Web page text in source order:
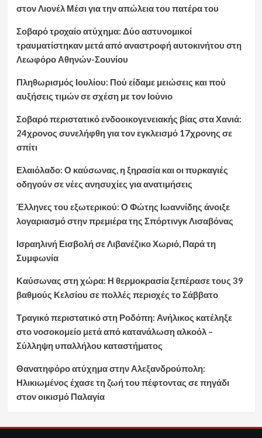
στον Λιονέλ Μέσι για την απώλεια του πατέρα του
Σοβαρό τροχαίο ατύχημα: Δύο αστυνομικοί
τραυματίστηκαν μετά από αναστροφή αυτοκινήτου στη
Λεωφόρο Αθηνών-Σουνίου
Πληθωρισμός Ιουλίου: Πού είδαμε μειώσεις και πού
αυξήσεις τιμών σε σχέση με τον Ιούνιο
Σοβαρό περιστατικό ενδοοικογενειακής βίας στα Χανιά:
24χρονος συνελήφθη για τον εγκλεισμό 17χρονης σε
σπίτι
Ελαιόλαδο: Ο καύσωνας, η ξηρασία και οι πυρκαγιές
οδηγούν σε νέες ανησυχίες για ανατιμήσεις
Έλληνες του εξωτερικού: Ο Φώτης Ιωαννίδης άνοιξε
λογαριασμό στην πρεμιέρα της Σπόρτινγκ Λισαβόνας
Ισραηλινή Εισβολή σε Λιβανέζικο Χωριό, Παρά τη
Συμφωνία
Καύσωνας στη χώρα: Η θερμοκρασία ξεπέρασε τους 39
βαθμούς Κελσίου σε πολλές περιοχές το Σάββατο
Τραγικό περιστατικό στη Ροδόπη: Ανήλικος κατέληξε
στο νοσοκομείο μετά από κατανάλωση αλκοόλ –
Σύλληψη υπαλλήλου καταστήματος
Θανατηφόρο ατύχημα στην Αλεξανδρούπολη:
Ηλικιωμένος έχασε τη ζωή του πέφτοντας σε πηγάδι
στον οικισμό Παλαγία